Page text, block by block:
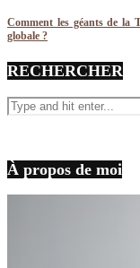
Comment les géants de la
globale ?
RECHERCHER
À propos de moi